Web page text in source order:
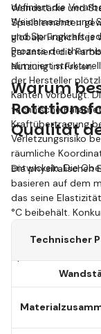
Wandstärke und
Spielelementen
globale Franchises
garantiert die
Nutzung im Freien.
definiert die
Weichmacher und
und Sprungkraft
Prozess der
eliminiert
der Hersteller
Kanten vorbeugt.
technische
Kraftübertragung
Verletzungsrisiko
räumliche
entwickeln. Die
Warum
Qualität
Die physikalischen
basieren auf dem
das seine
°C beibehält.
ungleichmäßiger
Rotationszyklen
Technischer